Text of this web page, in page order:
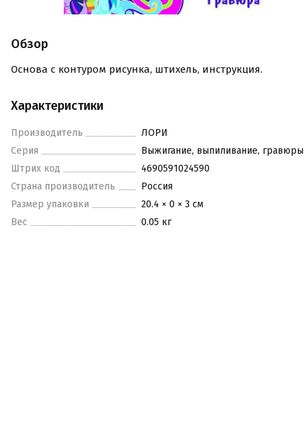
Обзор
Основа с контуром рисунка, штихель, инструкция.
Характеристики
Производитель
ЛОРИ
Серия
Выжигание, выпиливание, гравюры
Штрих код
4690591024590
Страна производитель
Россия
Размер упаковки
20.4 × 0 × 3 см
Вес
0.05 кг